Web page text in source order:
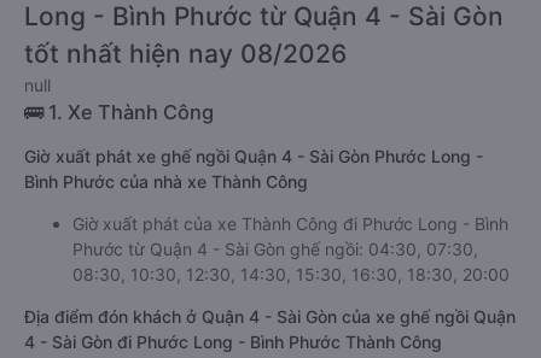
Long - Bình Phước từ Quận 4 - Sài Gòn
tốt nhất hiện nay 08/2026
null
🚌 1. Xe Thành Công
Giờ xuất phát xe ghế ngồi Quận 4 - Sài Gòn Phước Long -
Bình Phước của nhà xe Thành Công
Giờ xuất phát của xe Thành Công đi Phước Long - Bình
Phước từ Quận 4 - Sài Gòn ghế ngồi: 04:30, 07:30,
08:30, 10:30, 12:30, 14:30, 15:30, 16:30, 18:30, 20:00
Địa điểm đón khách ở Quận 4 - Sài Gòn của xe ghế ngồi Quận
4 - Sài Gòn đi Phước Long - Bình Phước Thành Công